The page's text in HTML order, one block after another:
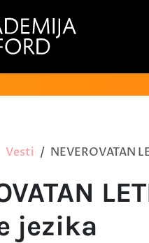
Vesti NEVEROVATAN
jezika